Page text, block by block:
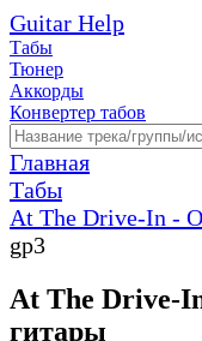
Guitar Help
Табы
Тюнер
Аккорды
Конвертер табов
Главная
Табы
At The Drive-In -
gp3
At The Drive-
гитары